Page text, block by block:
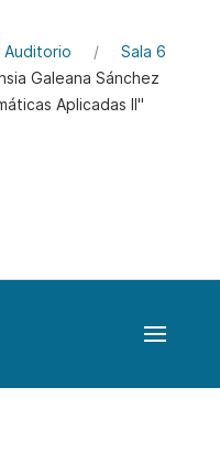
Auditorio
Sala 6
Galeana Sánchez
Aplicadas II"